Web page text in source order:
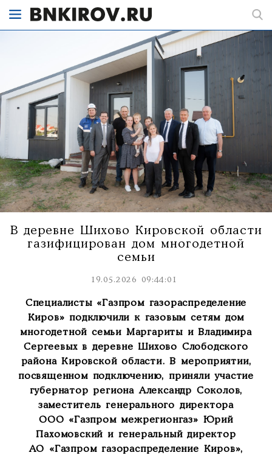
В деревне Шихово Кировской области
газифицирован дом многодетной
семьи
19.05.2026 09:44:01
Специалисты «Газпром газораспределение
Киров» подключили к газовым сетям дом
многодетной семьи Маргариты и Владимира
Сергеевых в деревне Шихово Слободского
района Кировской области. В мероприятии,
посвященном подключению, приняли участие
губернатор региона Александр Соколов,
заместитель генерального директора
ООО «Газпром межрегионгаз» Юрий
Пахомовский и генеральный директор
АО «Газпром газораспределение Киров»,